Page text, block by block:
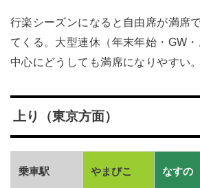
行楽シーズンになると自由席が満席
てくる。大型連休（年末年始・GW
中心にどうしても満席になりやすい。
上り（東京方面）
乗車駅 やまびこ なすの